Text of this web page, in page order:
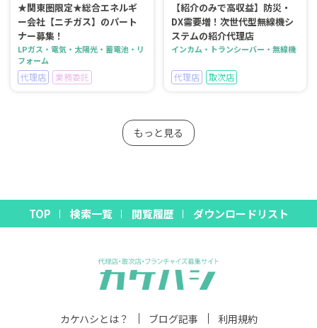
★関東圏限定★総合エネルギ
ー会社【ニチガス】のパート
ナー募集！
LPガス・電気・太陽光・蓄電池・リ
フォーム
代理店 業務委託
【紹介のみで高収益】防災・
DX需要増！次世代型無線機シ
ステムの紹介代理店
インカム・トランシーバー・無線機
代理店 取次店
もっと見る
TOP 検索一覧 閲覧履歴 ダウンロードリスト
カケハシとは？ ブログ記事 利用規約